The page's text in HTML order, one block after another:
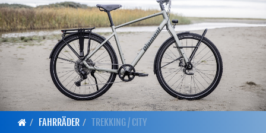
FAHRRÄDER TREKKING / CITY